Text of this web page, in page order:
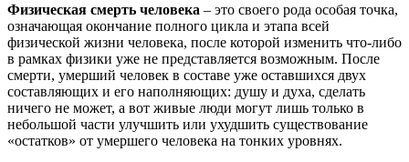
Физическая смерть человека – это своего рода особая точка,
означающая окончание полного цикла и этапа всей
физической жизни человека, после которой изменить что-либо
в рамках физики уже не представляется возможным. После
смерти, умерший человек в составе уже оставшихся двух
составляющих и его наполняющих: душу и духа, сделать
ничего не может, а вот живые люди могут лишь только в
небольшой части улучшить или ухудшить существование
«остатков» от умершего человека на тонких уровнях.